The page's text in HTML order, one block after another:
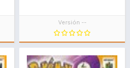
Versión --